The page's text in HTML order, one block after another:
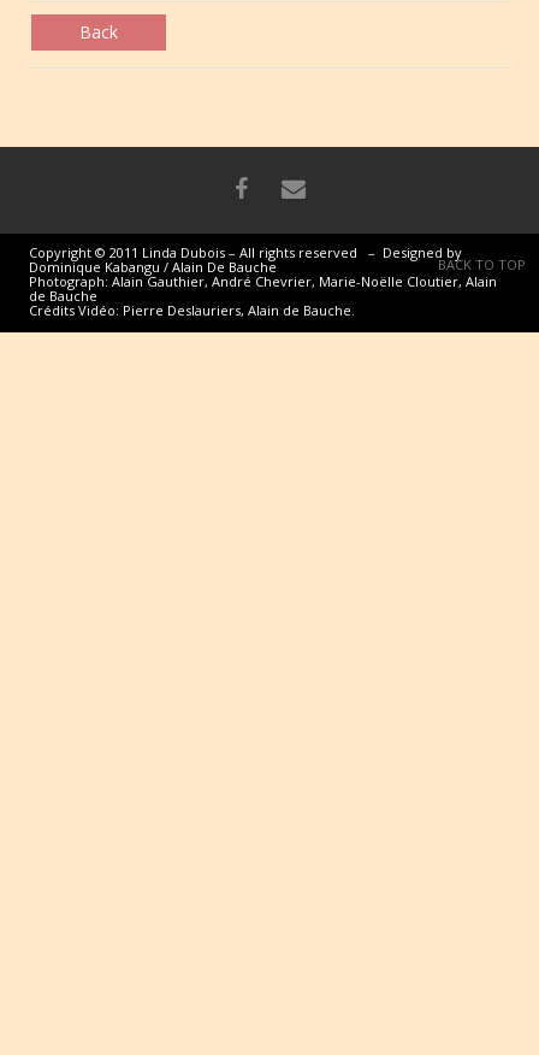
Back
Copyright © 2011 Linda Dubois – All rights reserved – Designed by
Dominique Kabangu / Alain De Bauche
Photograph: Alain Gauthier, André Chevrier, Marie-Noëlle Cloutier, Alain
de Bauche
Crédits Vidéo: Pierre Deslauriers, Alain de Bauche.
BACK TO TOP